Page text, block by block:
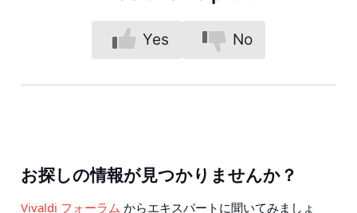
Yes No
お探しの情報が見つかりませんか？
Vivaldi フォーラム からエキスパートに聞いてみましょ